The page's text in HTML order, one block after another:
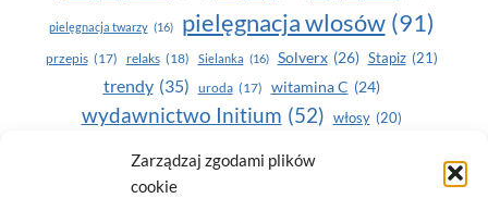
Zarządzaj zgodami plików
cookie
pielęgnacja twarzy (16) pielęgnacja wlosów (91)
przepis (17) relaks (18) Sielanka (16) Solverx (26) Stapiz (21)
trendy (35) uroda (17) witamina C (24)
wydawnictwo Initium (52) włosy (20)
Yasumi(164) zdrowe zęby
zdrowie